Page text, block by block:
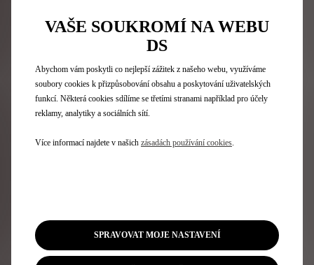
S hybridním pohonem o výkonu 225 koní spojuje DS 4 E-
TENSE nízké emise a nízkou spotřebu: od 30 g CO2/km a
1,4 litru/100 km. Můžete tak jezdit ve městě i v případě
Automaticky přepínající mezi fázemi 100 % elektrického
Objevit
VAŠE SOUKROMÍ NA WEBU
DS
Abychom vám poskytli co nejlepší zážitek z našeho webu, využíváme
soubory cookies k přizpůsobování obsahu a poskytování uživatelských
funkcí. Některá cookies sdílíme se třetími stranami například pro účely
reklamy, analytiky a sociálních sítí.
Více informací najdete v našich zásadách používání cookies.
SPRAVOVAT MOJE NASTAVENÍ